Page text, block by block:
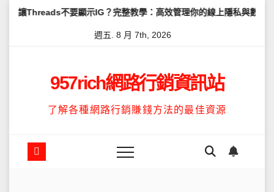
Skip不要顯示IG？完整教學：高效管理你的線上隱私與數據安全
週五. 8 月 7th, 2026
957rich網路行銷資訊站
了解各種網路行銷賺錢方法的最佳資源